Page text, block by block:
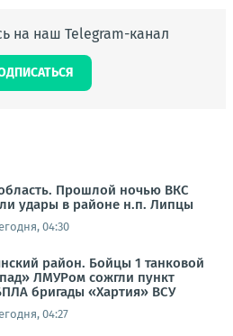
на наш Telegram-канал
Прошлой ночью ВКС
удары в районе н.п. Липцы
04:30
район. Бойцы 1 танковой
ЛМУРом сожгли пункт
бригады «Хартия» ВСУ
04:27